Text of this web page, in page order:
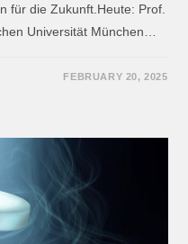
für die Zukunft.Heute: Prof.
Universität München…
FEBRUARY 20, 2025